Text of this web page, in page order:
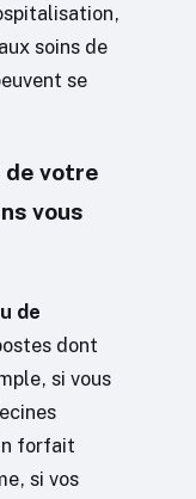
soins de
se
de votre
vous
de
dont
si vous
forfait
si vos